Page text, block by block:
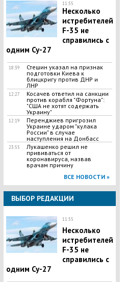
11:55
Несколько
истребителей
F-35 не
справились с
одним Су-27
18:39
Стешин указал на признак
подготовки Киева к
блицкригу против ДНР и
ЛНР
12:27
​Косачев ответил на санкции
против корабля "Фортуна":
"США не хотят содержать
Украину"
12:19
Перенджиев пригрозил
Украине ударом "кулака
России" в случае
наступления на Донбасс
23:55
Лукашенко решил не
прививаться от
коронавируса, назвав
врачам причину
ВСЕ НОВОСТИ »
ВЫБОР РЕДАКЦИИ
11:55
Несколько
истребителей
F-35 не
справились с
одним Су-27